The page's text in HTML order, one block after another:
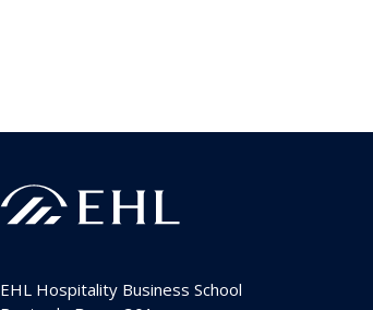
EHL Hospitality Business School